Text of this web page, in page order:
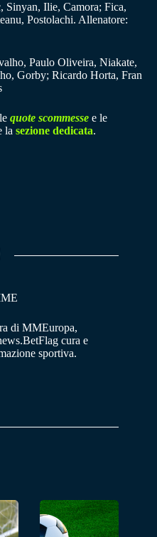
Sinyan, Ilie, Camora; Fica,
Postolachi. Allenatore:
Paulo Oliveira, Niakate,
Gorby; Ricardo Horta, Fran
quote scommesse e le
la sezione dedicata.
di MMEuropa,
cura e
sportiva.